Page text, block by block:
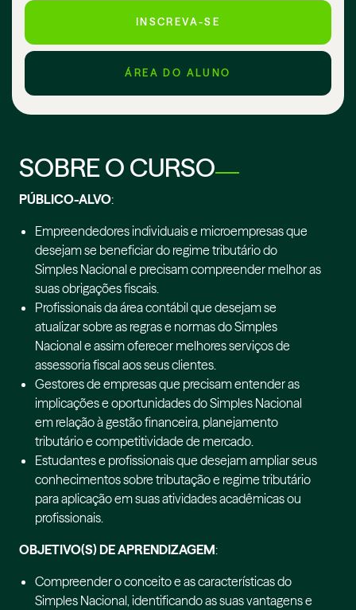
INSCREVA-SE
ÁREA DO ALUNO
SOBRE O CURSO
PÚBLICO-ALVO:
Empreendedores individuais e microempresas que
desejam se beneficiar do regime tributário do
Simples Nacional e precisam compreender melhor as
suas obrigações fiscais.
Profissionais da área contábil que desejam se
atualizar sobre as regras e normas do Simples
Nacional e assim oferecer melhores serviços de
assessoria fiscal aos seus clientes.
Gestores de empresas que precisam entender as
implicações e oportunidades do Simples Nacional
em relação à gestão financeira, planejamento
tributário e competitividade de mercado.
Estudantes e profissionais que desejam ampliar seus
conhecimentos sobre tributação e regime tributário
para aplicação em suas atividades acadêmicas ou
profissionais.
OBJETIVO(S) DE APRENDIZAGEM:
Compreender o conceito e as características do
Simples Nacional, identificando as suas vantagens e